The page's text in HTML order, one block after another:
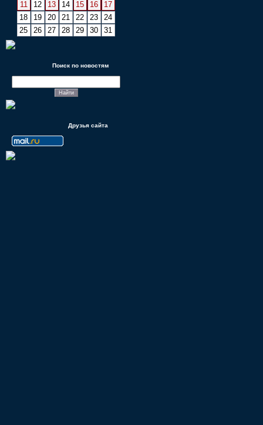
11
12 13 14 15 16
17
18
19 20 21 22 23
24
25
26 27 28 29 30 31
Поиск по новостям
Друзья сайта